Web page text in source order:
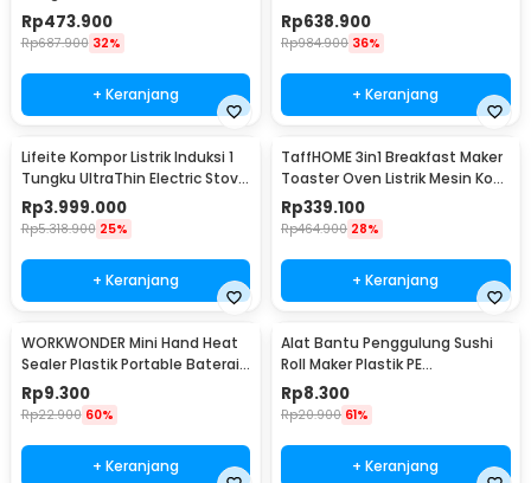
2100W - LFT-010
Rp473.900
Rp687.900 32%
+ Keranjang
- LFT-011
Rp638.900
Rp984.900 36%
+ Keranjang
Lifeite Kompor Listrik Induksi 1
Tungku UltraThin Electric Stove
2100W - LFT-012
Rp3.999.000
Rp5.318.900 25%
+ Keranjang
TaffHOME 3in1 Breakfast Maker
Toaster Oven Listrik Mesin Kopi
1050W - JH-801
Rp339.100
Rp464.900 28%
+ Keranjang
WORKWONDER Mini Hand Heat
Sealer Plastik Portable Baterai
AA - LX2000A
Rp9.300
Rp22.900 60%
+ Keranjang
Alat Bantu Penggulung Sushi
Roll Maker Plastik PE
22x20.5x0.1cm - E1119
Rp8.300
Rp20.900 61%
+ Keranjang